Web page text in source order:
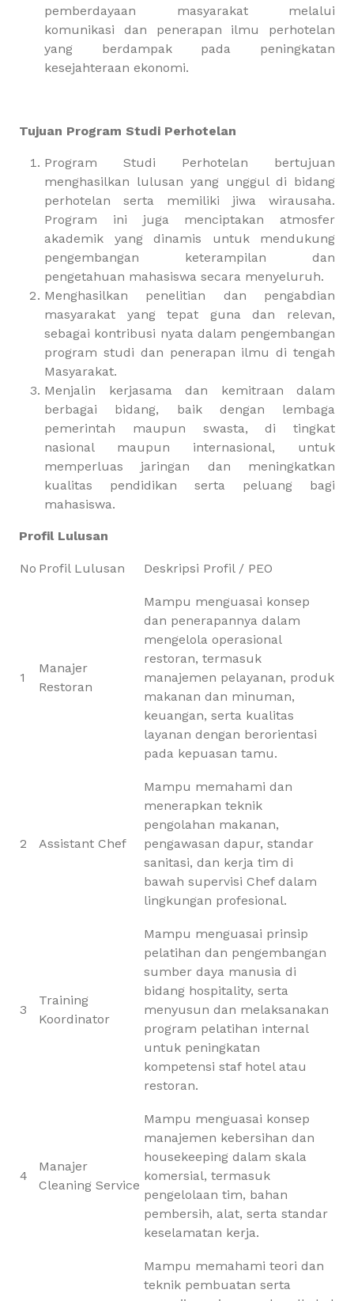
pemberdayaan masyarakat melalui
komunikasi dan penerapan ilmu perhotelan
yang berdampak pada peningkatan
kesejahteraan ekonomi.
Tujuan Program Studi Perhotelan
Program Studi Perhotelan bertujuan
menghasilkan lulusan yang unggul di bidang
perhotelan serta memiliki jiwa wirausaha.
Program ini juga menciptakan atmosfer
akademik yang dinamis untuk mendukung
pengembangan keterampilan dan
pengetahuan mahasiswa secara menyeluruh.
Menghasilkan penelitian dan pengabdian
masyarakat yang tepat guna dan relevan,
sebagai kontribusi nyata dalam pengembangan
program studi dan penerapan ilmu di tengah
Masyarakat.
Menjalin kerjasama dan kemitraan dalam
berbagai bidang, baik dengan lembaga
pemerintah maupun swasta, di tingkat
nasional maupun internasional, untuk
memperluas jaringan dan meningkatkan
kualitas pendidikan serta peluang bagi
mahasiswa.
Profil Lulusan
No Profil Lulusan Deskripsi Profil / PEO
1
Manajer
Restoran
Mampu menguasai konsep
dan penerapannya dalam
mengelola operasional
restoran, termasuk
manajemen pelayanan, produk
makanan dan minuman,
keuangan, serta kualitas
layanan dengan berorientasi
pada kepuasan tamu.
2 Assistant Chef
Mampu memahami dan
menerapkan teknik
pengolahan makanan,
pengawasan dapur, standar
sanitasi, dan kerja tim di
bawah supervisi Chef dalam
lingkungan profesional.
3
Training
Koordinator
Mampu menguasai prinsip
pelatihan dan pengembangan
sumber daya manusia di
bidang hospitality, serta
menyusun dan melaksanakan
program pelatihan internal
untuk peningkatan
kompetensi staf hotel atau
restoran.
4
Manajer
Cleaning Service
Mampu menguasai konsep
manajemen kebersihan dan
housekeeping dalam skala
komersial, termasuk
pengelolaan tim, bahan
pembersih, alat, serta standar
keselamatan kerja.
Mampu memahami teori dan
teknik pembuatan serta